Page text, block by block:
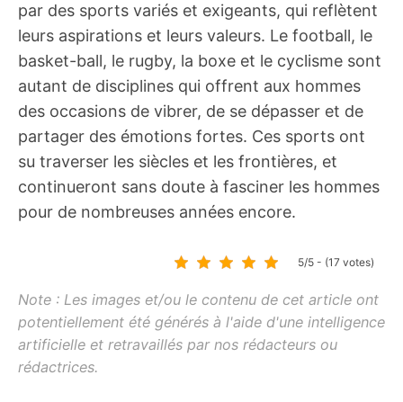
par des sports variés et exigeants, qui reflètent
leurs aspirations et leurs valeurs. Le football, le
basket-ball, le rugby, la boxe et le cyclisme sont
autant de disciplines qui offrent aux hommes
des occasions de vibrer, de se dépasser et de
partager des émotions fortes. Ces sports ont
su traverser les siècles et les frontières, et
continueront sans doute à fasciner les hommes
pour de nombreuses années encore.
5/5 - (17 votes)